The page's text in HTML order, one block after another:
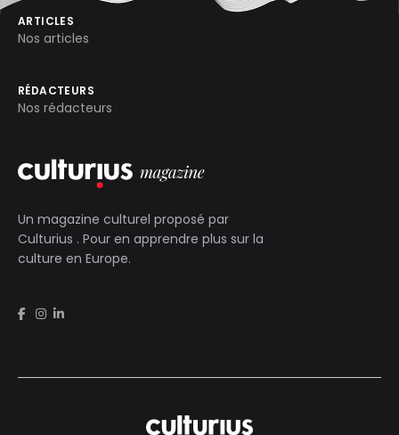
Un magazine culturel proposé par
Culturius . Pour en apprendre plus sur la
culture en Europe.
ARTICLES
Nos articles
RÉDACTEURS
Nos rédacteurs